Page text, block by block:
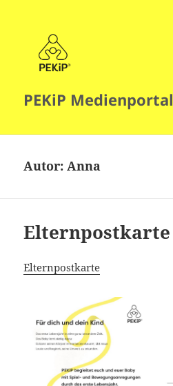
PEKiP Medienportal
Autor:Anna
Elternpostkarte
Elternpostkarte